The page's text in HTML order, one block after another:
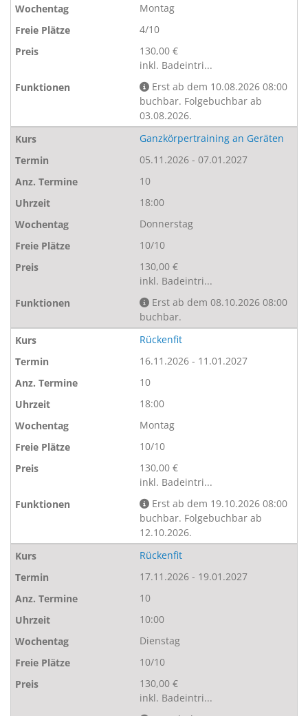
Montag
4/10
130,00 €
inkl. Badeintri...
Erst ab dem 10.08.2026 08:00
buchbar. Folgebuchbar ab
03.08.2026.
Ganzkörpertraining an Geräten
05.11.2026 - 07.01.2027
10
18:00
Donnerstag
10/10
130,00 €
inkl. Badeintri...
Erst ab dem 08.10.2026 08:00
buchbar.
Rückenfit
16.11.2026 - 11.01.2027
10
18:00
Montag
10/10
130,00 €
inkl. Badeintri...
Erst ab dem 19.10.2026 08:00
buchbar. Folgebuchbar ab
12.10.2026.
Rückenfit
17.11.2026 - 19.01.2027
10
10:00
Dienstag
10/10
130,00 €
inkl. Badeintri...